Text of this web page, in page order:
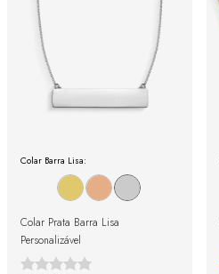
Colar Barra Lisa:
Colar Prata Barra Lisa
Personalizável